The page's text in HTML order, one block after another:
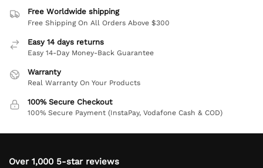
Free Worldwide shipping
Free Shipping On All Orders Above $300
Easy 14 days returns
Easy 14-Day Money-Back Guarantee
Warranty
Real Warranty On Your Products
100% Secure Checkout
100% Secure Payment (InstaPay, Vodafone Cash & COD)
Over 1,000 5-star reviews